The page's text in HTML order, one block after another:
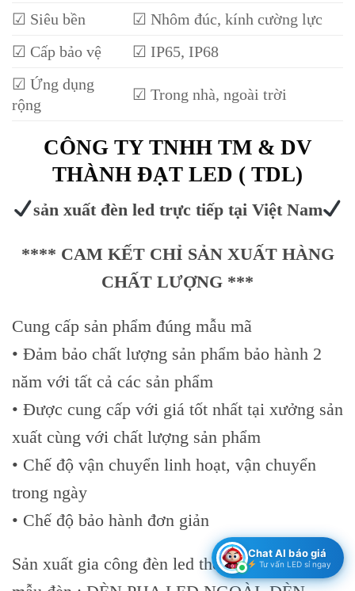
☑ Siêu bền
☑ Nhôm đúc, kính cường lực
☑ Cấp bảo vệ
☑ IP65, IP68
☑ Ứng dụng
rộng
☑ Trong nhà, ngoài trời
CÔNG TY TNHH TM & DV
THÀNH ĐẠT LED ( TDL)
sản xuất đèn led trực tiếp tại Việt Nam
**** CAM KẾT CHỈ SẢN XUẤT HÀNG
CHẤT LƯỢNG ***
Cung cấp sản phẩm đúng mẫu mã
• Đảm bảo chất lượng sản phẩm bảo hành 2
năm với tất cả các sản phẩm
• Được cung cấp với giá tốt nhất tại xưởng sản
xuất cùng với chất lượng sản phẩm
• Chế độ vận chuyển linh hoạt, vận chuyển
trong ngày
• Chế độ bảo hành đơn giản
Sản xuất gia công đèn led theo yêu cầu các
Chat AI báo giá
Tư vấn LED sỉ ngay